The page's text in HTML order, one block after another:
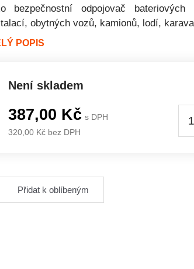
bezpečnostní odpojovač
obytných vozů, kamionů, lodí,
POPIS
Není skladem
387,00 Kč s DPH
320,00 Kč bez DPH
Přidat k oblíbeným